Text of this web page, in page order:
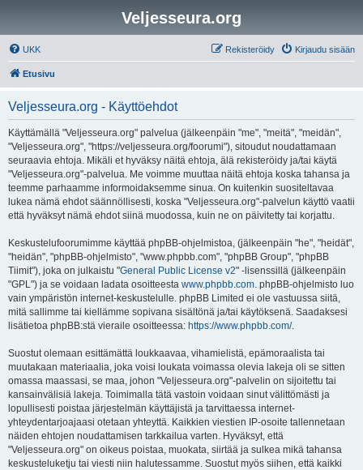
Veljesseura.org
UKK Kirjaudu sisään
Rekisteröidy
Etusivu
Veljesseura.org - Käyttöehdot
Käyttämällä "Veljesseura.org" palvelua (jälkeenpäin "me", "meitä", "meidän",
"Veljesseura.org", "https://veljesseura.org/foorumi"), sitoudut noudattamaan
seuraavia ehtoja. Mikäli et hyväksy näitä ehtoja, älä rekisteröidy ja/tai käytä
"Veljesseura.org"-palvelua. Me voimme muuttaa näitä ehtoja koska tahansa ja
teemme parhaamme informoidaksemme sinua. On kuitenkin suositeltavaa
lukea nämä ehdot säännöllisesti, koska "Veljesseura.org"-palvelun käyttö vaatii
että hyväksyt nämä ehdot siinä muodossa, kuin ne on päivitetty tai korjattu.
Keskustelufoorumimme käyttää phpBB-ohjelmistoa, (jälkeenpäin "he", "heidät",
"heidän", "phpBB-ohjelmisto", "www.phpbb.com", "phpBB Group", "phpBB
Tiimit"), joka on julkaistu "General Public License v2" -lisenssillä (jälkeenpäin
"GPL") ja se voidaan ladata osoitteesta www.phpbb.com. phpBB-ohjelmisto luo
vain ympäristön internet-keskustelulle. phpBB Limited ei ole vastuussa siitä,
mitä sallimme tai kiellämme sopivana sisältönä ja/tai käytöksenä. Saadaksesi
lisätietoa phpBB:stä vieraile osoitteessa: https://www.phpbb.com/.
Suostut olemaan esittämättä loukkaavaa, vihamielistä, epämoraalista tai
muutakaan materiaalia, joka voisi loukata voimassa olevia lakeja oli se sitten
omassa maassasi, se maa, johon "Veljesseura.org"-palvelin on sijoitettu tai
kansainvälisiä lakeja. Toimimalla tätä vastoin voidaan sinut välittömästi ja
lopullisesti poistaa järjestelmän käyttäjistä ja tarvittaessa internet-
yhteydentarjoajaasi otetaan yhteyttä. Kaikkien viestien IP-osoite tallennetaan
näiden ehtojen noudattamisen tarkkailua varten. Hyväksyt, että
"Veljesseura.org" on oikeus poistaa, muokata, siirtää ja sulkea mikä tahansa
keskusteluketju tai viesti niin halutessamme. Suostut myös siihen, että kaikki